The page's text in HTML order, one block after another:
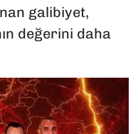
galibiyet,
değerini daha